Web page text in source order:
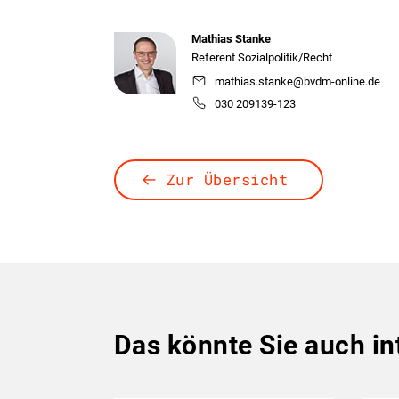
Mathias Stanke
Referent Sozialpolitik/Recht
mathias.stanke@bvdm-online.de
030 209139-123
Zur Übersicht
Das könnte Sie auch